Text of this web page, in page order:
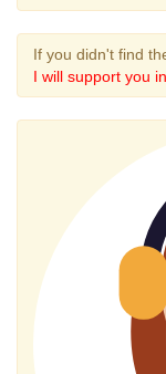
If you didn't find
I will support you